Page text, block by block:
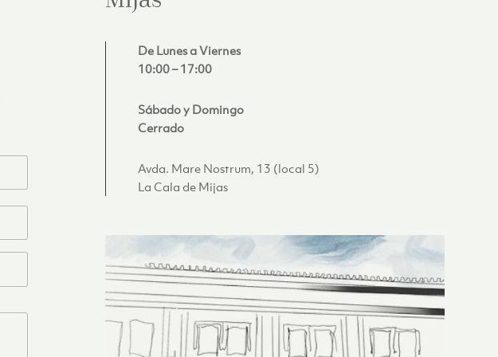
De Lunes a Viernes
10:00 – 17:00
Sábado y Domingo
Cerrado
Avda. Mare Nostrum, 13 (local 5)
La Cala de Mijas